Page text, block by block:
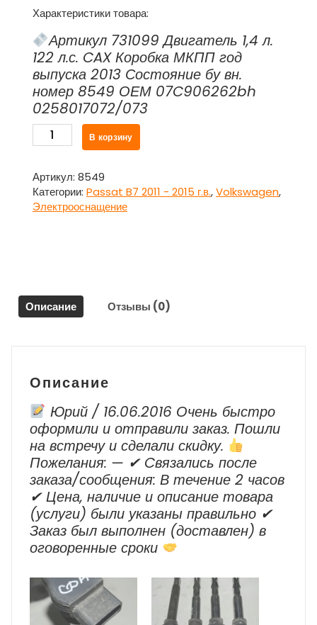
Характеристики товара:
Артикул 731099 Двигатель 1,4 л.
122 л.с. CAX Коробка МКПП год
выпуска 2013 Состояние бу вн.
номер 8549 ОЕМ 07C906262bh
0258017072/073
Количество
товара
кислородный
Lambdasonde
верхний
/
Volkswagen
В корзину
Артикул: 8549
Категории: Passat B7 2011 - 2015 г.в.,Volkswagen,
Электрооснащение
Описание Отзывы (0)
Описание
Юрий / 16.06.2016 Очень быстро
оформили и отправили заказ. Пошли
на встречу и сделали скидку.
Пожелания: — ✔ Cвязались после
заказа/сообщения: В течение 2 часов
✔ Цена, наличие и описание товара
(услуги) были указаны правильно ✔
Заказ был выполнен (доставлен) в
оговоренные сроки